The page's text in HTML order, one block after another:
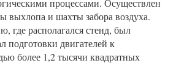
процессами. Осуществлен
выхлопа и шахты забора воздуха.
где располагался стенд, был
подготовки двигателей к
более 1,2 тысячи квадратных